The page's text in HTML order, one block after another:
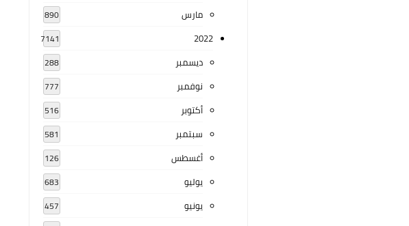
مارس 890
2022
7141
ديسمبر 288
نوفمبر 777
أكتوبر 516
سبتمبر 581
أغسطس 126
يوليو 683
يونيو 457